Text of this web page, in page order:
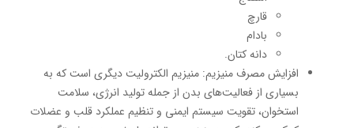
قارچ
بادام
دانه کتان.
افزایش مصرف منیزیم: منیزیم الکترولیت دیگری است که به
بسیاری از فعالیت‌های بدن از جمله تولید انرژی، سلامت
استخوان، تقویت سیستم ایمنی و تنظیم عملکرد قلب و عضلات